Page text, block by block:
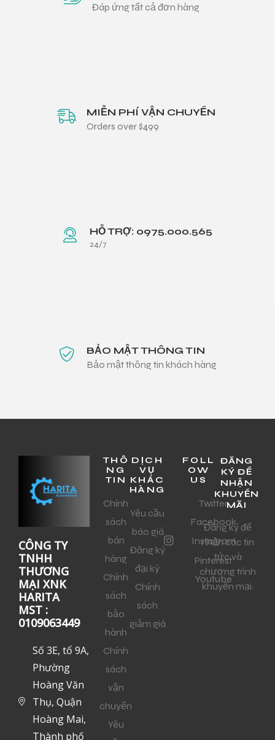
Đáp ứng tất cả đơn hàng
MIỄN PHÍ VẬN CHUYỂN
Orders over $499
HỖ TRỢ: 0975.000.565
24/7
BẢO MẬT THÔNG TIN
Bảo mật thông tin khách hàng
CÔNG TY
TNHH
THƯƠNG
MẠI XNK
HARITA
MST :
0109063449
Số 3E, tổ 9A,
Phường
Hoàng Văn
Thụ, Quận
Hoàng Mai,
Thành phố
THÔ
NG
TIN
Chính
sách
bán
hàng
Chính
sách
bảo
hành
Chính
sách
vận
chuyển
Yêu
DỊCH
VỤ
KHÁC
HÀNG
Yêu cầu
báo giá
Đăng ký
đại ký
Chính
sách
giảm giá
FOLL
OW
US
Twitter
Facebook
Instagram
Pinterest
Youtube
ĐĂNG
KÝ ĐỂ
NHẬN
KHUYẾN
MÃI
Đăng ký để
nhận các tin
tức và
chương trình
khuyến mại.